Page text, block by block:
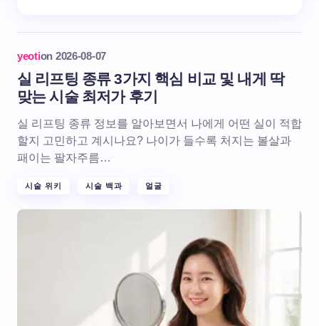
yeotion 2026-08-07
실 리프팅 종류 3가지 핵심 비교 및 내게 딱
맞는 시술 최저가 후기
실 리프팅 종류 정보를 알아보면서 나에게 어떤 실이 적합
할지 고민하고 계시나요? 나이가 들수록 처지는 볼살과
패이는 팔자주름…
시술 위키 시술 백과 얼굴